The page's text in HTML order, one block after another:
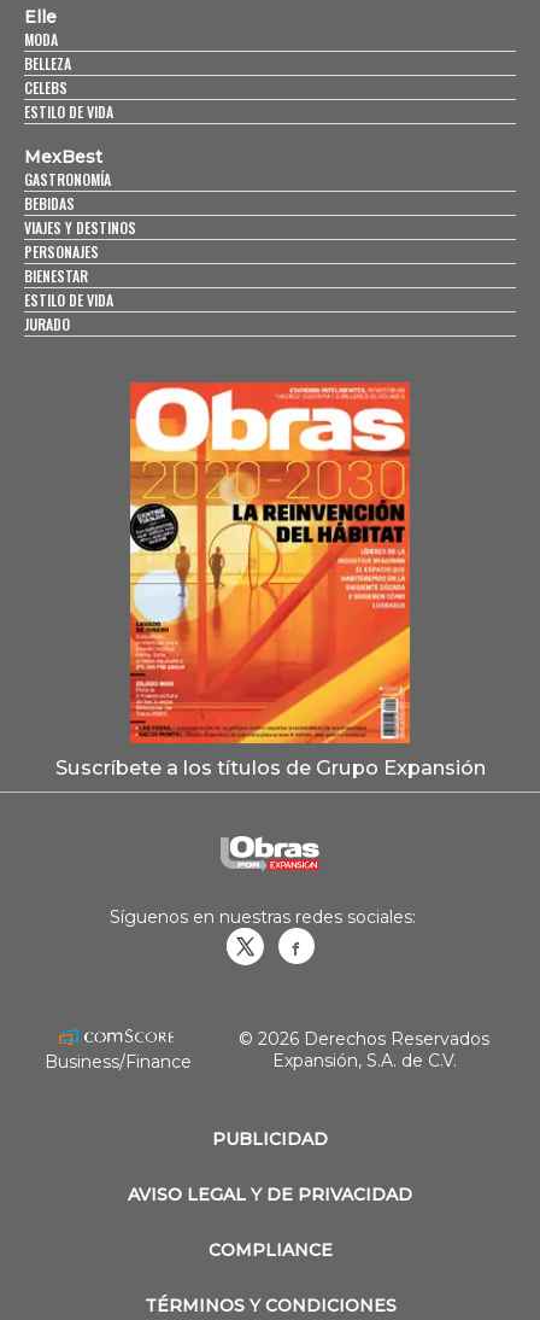
Elle
MODA
BELLEZA
CELEBS
ESTILO DE VIDA
MexBest
GASTRONOMÍA
BEBIDAS
VIAJES Y DESTINOS
PERSONAJES
BIENESTAR
ESTILO DE VIDA
JURADO
Suscríbete a los títulos de Grupo Expansión
PUBLICIDAD
AVISO LEGAL Y DE PRIVACIDAD
COMPLIANCE
TÉRMINOS Y CONDICIONES
Síguenos en nuestras redes sociales:
Business/Finance
© 2026 Derechos Reservados
Expansión, S.A. de C.V.